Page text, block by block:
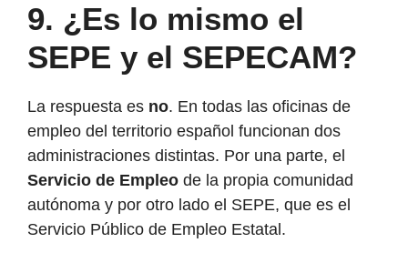
9. ¿Es lo mismo el
SEPE y el SEPECAM?
La respuesta es no. En todas las oficinas de
empleo del territorio español funcionan dos
administraciones distintas. Por una parte, el
Servicio de Empleo de la propia comunidad
autónoma y por otro lado el SEPE, que es el
Servicio Público de Empleo Estatal.